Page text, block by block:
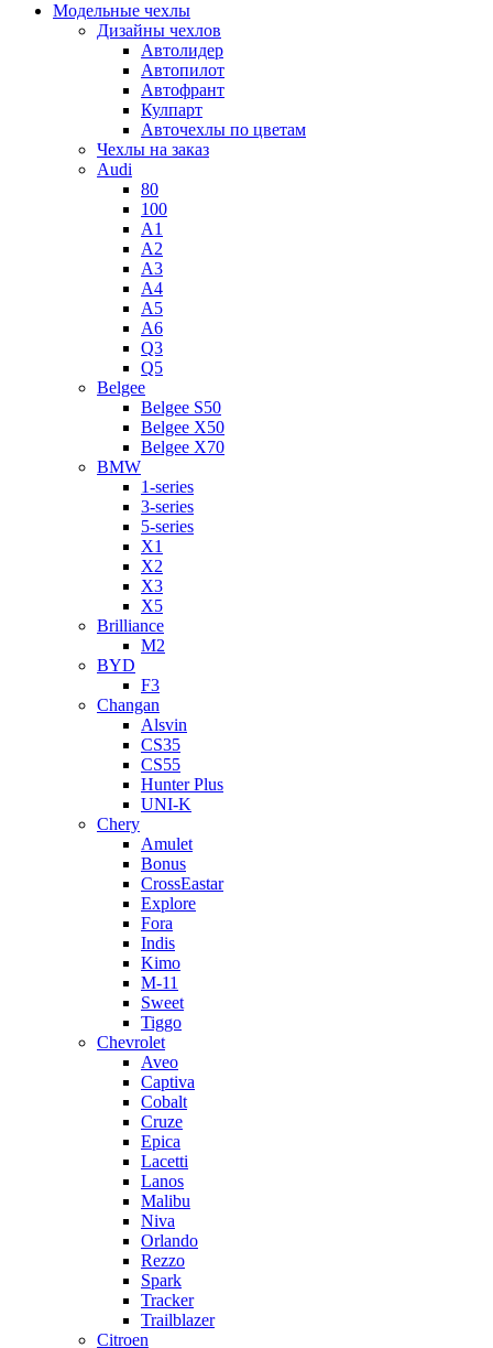
Модельные чехлы
Дизайны чехлов
Автолидер
Автопилот
Автофрант
Кулпарт
Авточехлы по цветам
Чехлы на заказ
Audi
80
100
A1
A2
A3
A4
A5
A6
Q3
Q5
Belgee
Belgee S50
Belgee X50
Belgee X70
BMW
1-series
3-series
5-series
X1
X2
X3
X5
Brilliance
M2
BYD
F3
Changan
Alsvin
CS35
CS55
Hunter Plus
UNI-K
Chery
Amulet
Bonus
CrossEastar
Explore
Fora
Indis
Kimo
M-11
Sweet
Tiggo
Chevrolet
Aveo
Captiva
Cobalt
Cruze
Epica
Lacetti
Lanos
Malibu
Niva
Orlando
Rezzo
Spark
Tracker
Trailblazer
Citroen